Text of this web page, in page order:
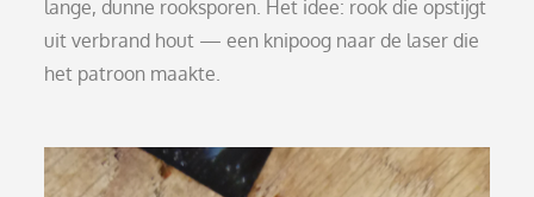
lange, dunne rooksporen. Het idee: rook die opstijgt
uit verbrand hout — een knipoog naar de laser die
het patroon maakte.